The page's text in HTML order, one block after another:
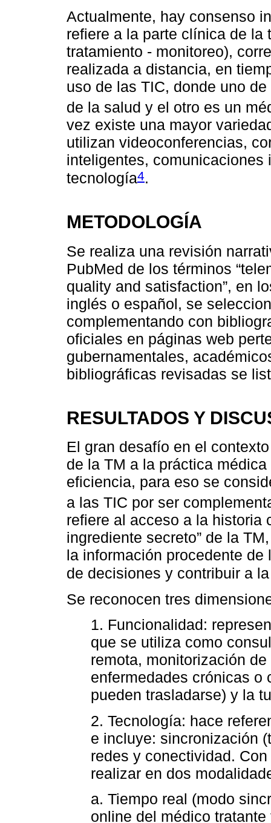
Actualmente, hay consenso
refiere a la parte clínica de la
tratamiento - monitoreo),
realizada a distancia, en
uso de las TIC, donde uno
de la salud y el otro es un
vez existe una mayor
utilizan videoconferencias,
inteligentes,
tecnología4.
METODOLOGÍA
Se realiza una revisión
PubMed de los términos
quality and satisfaction”, en
inglés o español, se
complementando con
oficiales en páginas web
gubernamentales,
bibliográficas revisadas se
RESULTADOS Y
El gran desafío en el
de la TM a la práctica
eficiencia, para eso se
a las TIC por ser
refiere al acceso a la historia
ingrediente secreto” de la
la información procedente
de decisiones y contribuir a
Se reconocen tres
1. Funcionalidad:
que se utiliza como
remota, monitorización
enfermedades crónicas o
pueden trasladarse) y la
2. Tecnología: hace
e incluye: sincronización
redes y conectividad.
realizar en dos
a. Tiempo real (modo
online del médico